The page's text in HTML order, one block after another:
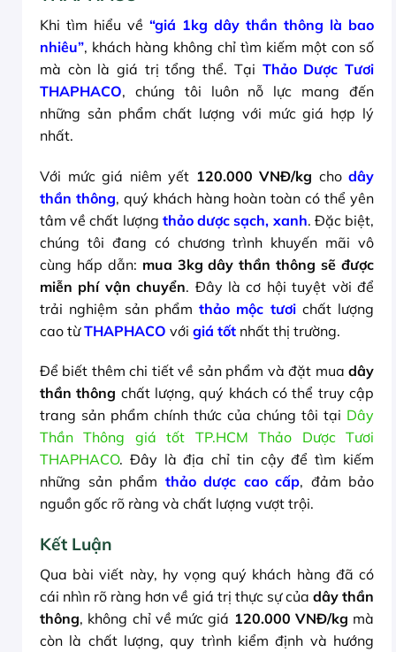
Khi tìm hiểu về “giá 1kg dây thần thông là bao
nhiêu”, khách hàng không chỉ tìm kiếm một con số
mà còn là giá trị tổng thể. Tại Thảo Dược Tươi
THAPHACO, chúng tôi luôn nỗ lực mang đến
những sản phẩm chất lượng với mức giá hợp lý
nhất.
Với mức giá niêm yết 120.000 VNĐ/kg cho dây
thần thông, quý khách hàng hoàn toàn có thể yên
tâm về chất lượng thảo dược sạch, xanh. Đặc biệt,
chúng tôi đang có chương trình khuyến mãi vô
cùng hấp dẫn: mua 3kg dây thần thông sẽ được
miễn phí vận chuyển. Đây là cơ hội tuyệt vời để
trải nghiệm sản phẩm thảo mộc tươichất lượng
cao từTHAPHACO với giá tốt nhất thị trường.
Để biết thêm chi tiết về sản phẩm và đặt mua dây
thần thông chất lượng, quý khách có thể truy cập
trang sản phẩm chính thức của chúng tôi tại Dây
Thần Thông giá tốt TP.HCM Thảo Dược Tươi
THAPHACO. Đây là địa chỉ tin cậy để tìm kiếm
những sản phẩm thảo dược cao cấp, đảm bảo
nguồn gốc rõ ràng và chất lượng vượt trội.
Kết Luận
Qua bài viết này, hy vọng quý khách hàng đã có
cái nhìn rõ ràng hơn về giá trị thực sự của dây thần
thông, không chỉ về mức giá 120.000 VNĐ/kg mà
còn là chất lượng, quy trình kiểm định và hướng